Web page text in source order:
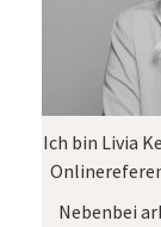
Ich bin Livia
Nebenbei